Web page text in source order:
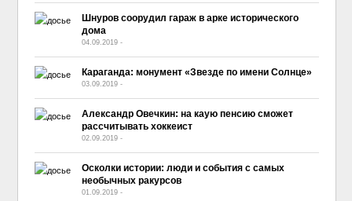
Шнуров соорудил гараж в арке исторического
дома
04.09.2019 -
Караганда: монумент «Звезде по имени Солнце»
03.09.2019 -
Александр Овечкин: на каую пенсию сможет
рассчитывать хоккеист
02.09.2019 -
Осколки истории: люди и события с самых
необычных ракурсов
01.09.2019 -